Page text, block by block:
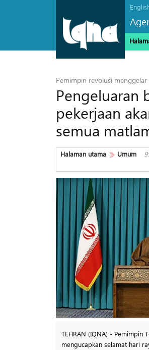
Pemimpin revolusi
Pengeluaran
pekerjaan
semua
Halaman utama Umum
TEHRAN (IQNA) - Pemimpin
mengucapkan selamat hari